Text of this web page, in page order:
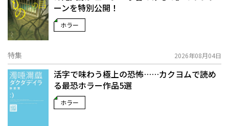
ーンを特別公開！
ホラー
特集 2026年08月04日
活字で味わう極上の恐怖……カクヨムで読め
る最恐ホラー作品5選
ホラー